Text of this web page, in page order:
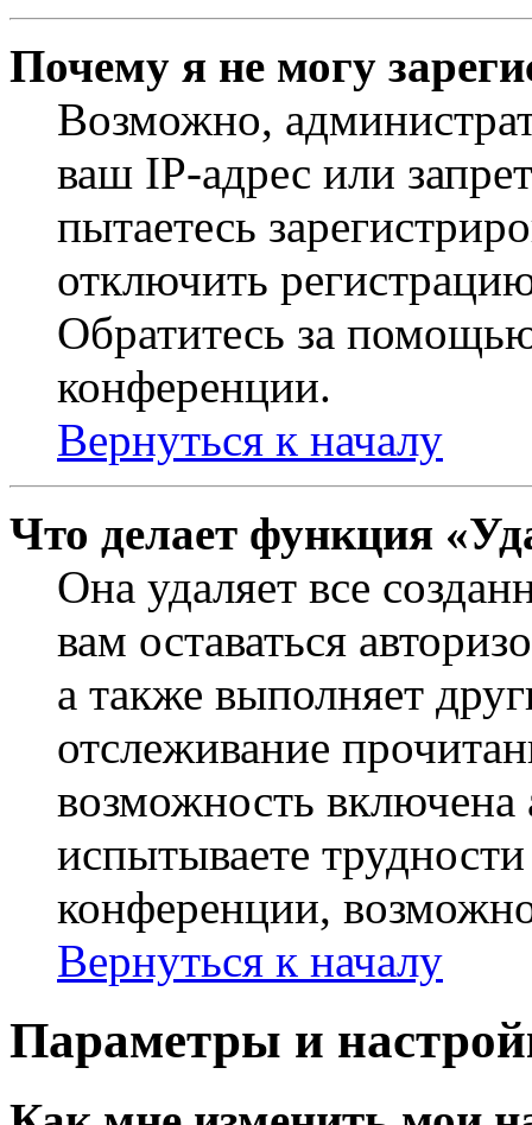
Почему я не могу
Возможно,
ваш IP-адрес или
пытаетесь
отключить
Обратитесь за
конференции.
Вернуться к началу
Что делает функция
Она удаляет все
вам оставаться
а также выполняет
отслеживание
возможность
испытываете
конференции,
Вернуться к началу
Параметры и